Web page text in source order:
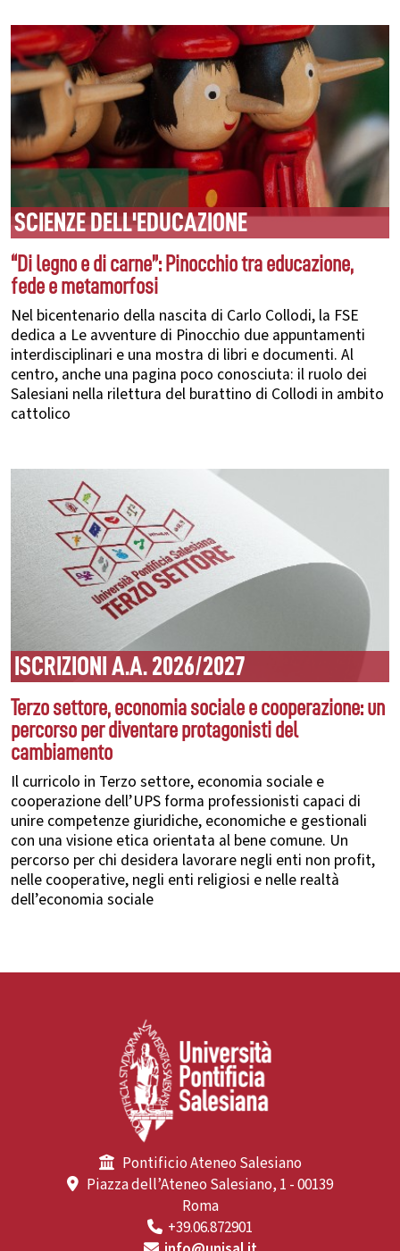
SCIENZE DELL'EDUCAZIONE
“Di legno e di carne”: Pinocchio tra educazione,
fede e metamorfosi
Nel bicentenario della nascita di Carlo Collodi, la FSE
dedica a Le avventure di Pinocchio due appuntamenti
interdisciplinari e una mostra di libri e documenti. Al
centro, anche una pagina poco conosciuta: il ruolo dei
Salesiani nella rilettura del burattino di Collodi in ambito
cattolico
ISCRIZIONI A.A. 2026/2027
Terzo settore, economia sociale e cooperazione: un
percorso per diventare protagonisti del
cambiamento
Il curricolo in Terzo settore, economia sociale e
cooperazione dell’UPS forma professionisti capaci di
unire competenze giuridiche, economiche e gestionali
con una visione etica orientata al bene comune. Un
percorso per chi desidera lavorare negli enti non profit,
nelle cooperative, negli enti religiosi e nelle realtà
dell’economia sociale
Pontificio Ateneo Salesiano
Piazza dell’Ateneo Salesiano, 1 - 00139
Roma
+39.06.872901